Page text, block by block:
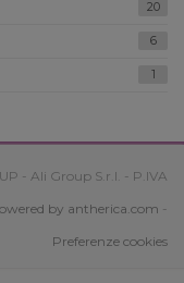
20
6
1
- Ali Group S.r.l. - P.IVA
by antherica.com -
Preferenze cookies